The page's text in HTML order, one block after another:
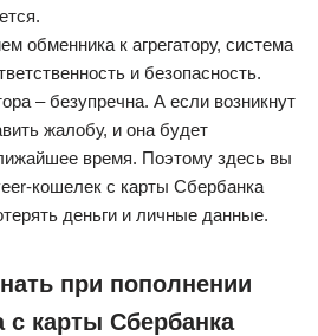
обменника к агрегатору, система
и безопасность.
– безупречна. А если возникнут
жалобу, и она будет
время. Поэтому здесь вы
кошелек с карты Сбербанка
деньги и личные данные.
при пополнении
с карты Сбербанка